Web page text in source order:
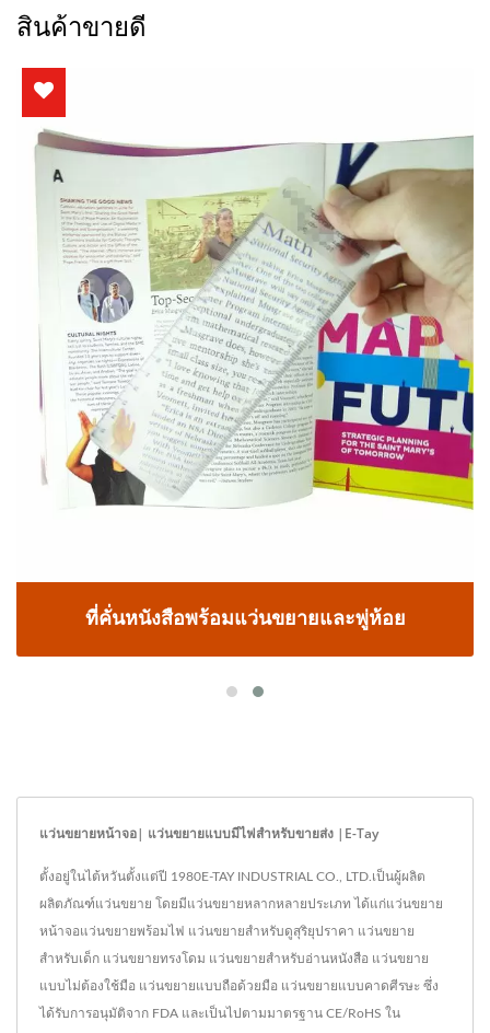
สินค้าขายดี
ที่คั่นหนังสือพร้อมแว่นขยายและพู่ห้อย
แว่นขยายหน้าจอ| แว่นขยายแบบมีไฟสำหรับขายส่ง |E-Tay
ตั้งอยู่ในไต้หวันตั้งแต่ปี 1980E-TAY INDUSTRIAL CO., LTD.เป็นผู้ผลิต
ผลิตภัณฑ์แว่นขยาย โดยมีแว่นขยายหลากหลายประเภท ได้แก่แว่นขยาย
หน้าจอแว่นขยายพร้อมไฟ แว่นขยายสำหรับดูสุริยุปราคา แว่นขยาย
สำหรับเด็ก แว่นขยายทรงโดม แว่นขยายสำหรับอ่านหนังสือ แว่นขยาย
แบบไม่ต้องใช้มือ แว่นขยายแบบถือด้วยมือ แว่นขยายแบบคาดศีรษะ ซึ่ง
ได้รับการอนุมัติจาก FDA และเป็นไปตามมาตรฐาน CE/RoHS ใน